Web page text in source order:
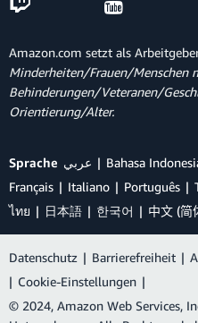
Amazon.com setzt als
Minderheiten/Frauen/Menschen
Behinderungen/Veteranen/
Orientierung/Alter.
Sprache عربي Bahasa
Français
Italiano Português
ไทย
日本語 한국어 中文 (简
Datenschutz | Barrierefreiheit |
| Cookie-Einstellungen |
© 2024, Amazon Web Services,